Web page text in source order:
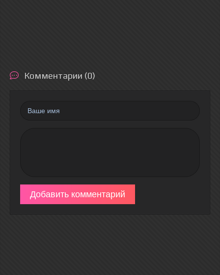
Комментарии (0)
Добавить комментарий